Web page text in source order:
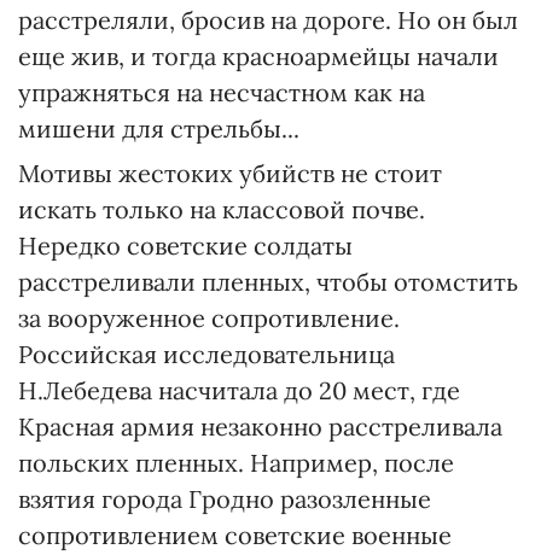
расстреляли, бросив на дороге. Но он был
еще жив, и тогда красноармейцы начали
упражняться на несчастном как на
мишени для стрельбы...
Мотивы жестоких убийств не стоит
искать только на классовой почве.
Нередко советские солдаты
расстреливали пленных, чтобы отомстить
за вооруженное сопротивление.
Российская исследовательница
Н.Лебедева насчитала до 20 мест, где
Красная армия незаконно расстреливала
польских пленных. Например, после
взятия города Гродно разозленные
сопротивлением советские военные